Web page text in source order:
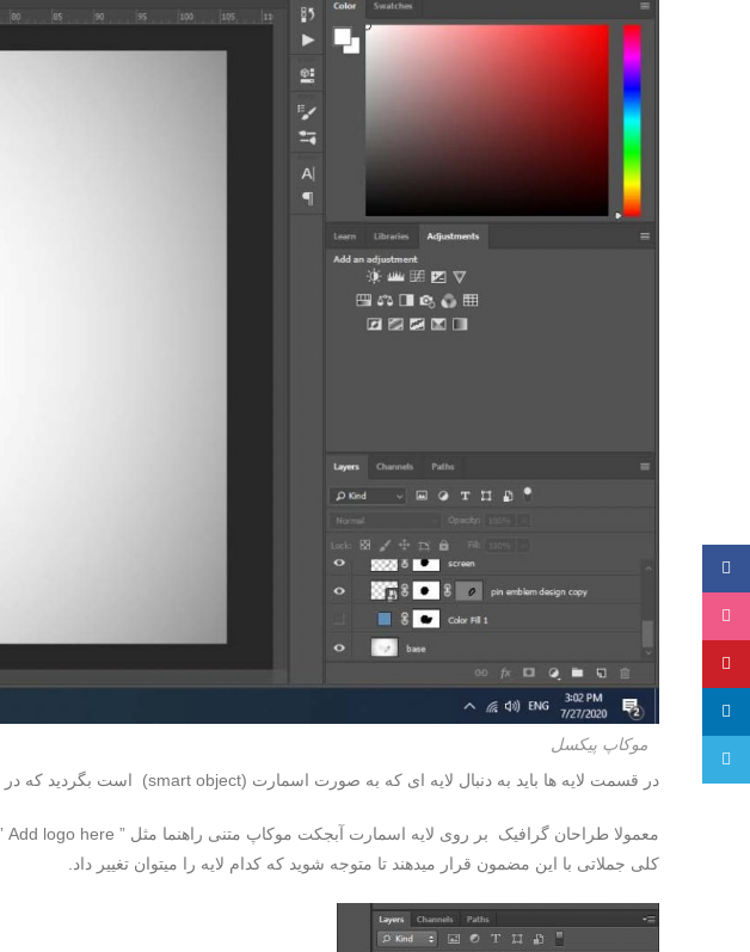
موکاپ پیکسل
در قسمت لایه ها باید به دنبال لایه ای که به صورت اسمارت (smart object) است بگردید که در کوشه پایین این لایه ها یه آیکن به شکل ” کاغذ تا خورده ” قرار گرفته است.
کلی جملاتی با این مضمون قرار میدهند تا متوجه شوید که کدام لایه را میتوان تغییر داد.
فیسبوک
اینستاگرام
پینترست
لینکدین
تلگرام